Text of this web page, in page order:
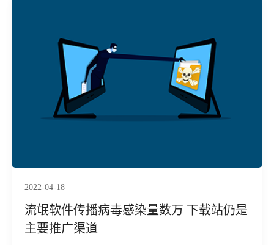
2022-04-18
流氓软件传播病毒感染量数万 下载站仍是
主要推广渠道